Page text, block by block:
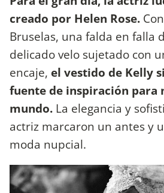
creado por Helen Rose.
Bruselas, una falda en falla
delicado velo sujetado con
encaje, el vestido de Kelly
fuente de inspiración para
mundo. La elegancia y
actriz marcaron un antes y
moda nupcial.